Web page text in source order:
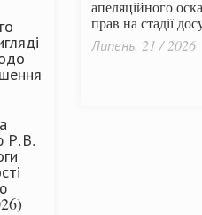
Р.В.
апеляційного
прав на стадії
Липень, 21 / 2026